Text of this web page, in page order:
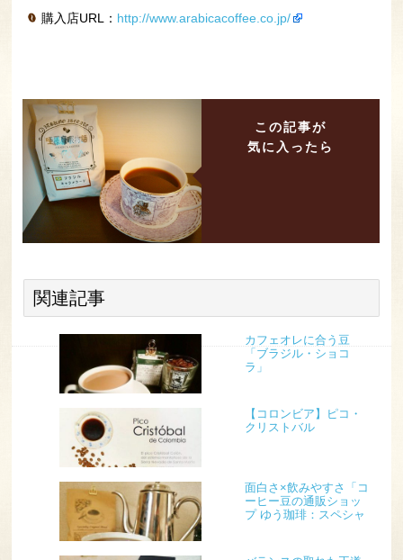
購入店URL： http://www.arabicacoffee.co.jp/
この記事が
気に入ったら
関連記事
カフェオレに合う豆
「ブラジル・ショコ
ラ」
【コロンビア】ピコ・
クリストバル
面白さ×飲みやすさ「コ
ーヒー豆の通販ショッ
プ ゆう珈琲：スペシャ